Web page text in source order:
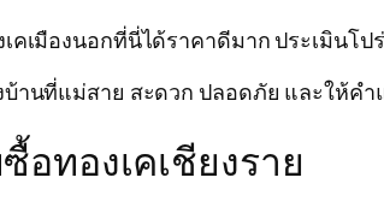
คเมืองนอกที่นี่ได้ราคาดีมาก ประเมินโปร่
บ้านที่แม่สาย สะดวก ปลอดภัย และให้คำ
อทองเคเชียงราย